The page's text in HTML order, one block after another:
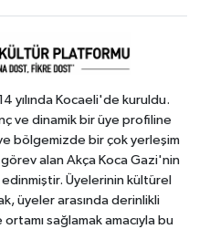
yılında Kocaeli'de kuruldu.
ve dinamik bir üye profiline
bölgemizde bir çok yerleşim
alan Akça Koca Gazi'nin
Üyelerinin kültürel
üyeler arasında derinlikli
sağlamak amacıyla bu